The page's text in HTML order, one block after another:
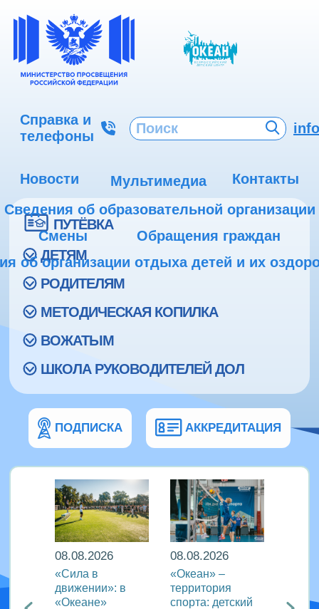
Справка и
телефоны
Новости Мультимедиа
Контакты
Сведения об образовательной организации
Смены
Обращения граждан
об организации отдыха детей и их
ПУТЁВКА
ДЕТЯМ
РОДИТЕЛЯМ
МЕТОДИЧЕСКАЯ КОПИЛКА
ВОЖАТЫМ
ШКОЛА РУКОВОДИТЕЛЕЙ ДОЛ
ПОДПИСКА АККРЕДИТАЦИЯ
с
08.08.2026
«Сила в
движении»: в
«Океане»
08.08.2026
«Океан» –
территория
спорта: детский